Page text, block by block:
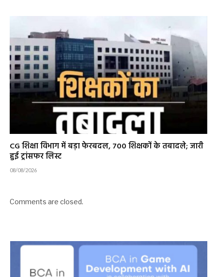
CG शिक्षा विभाग में बड़ा फेरबदल, 700 शिक्षकों के तबादले; जारी
हुई ट्रांसफर लिस्ट
08/08/2026
Comments are closed.